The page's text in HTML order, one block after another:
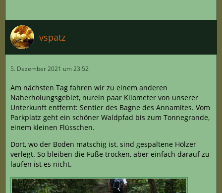
vspatz
5. Dezember 2021 um 23:52
Am nächsten Tag fahren wir zu einem anderen
Naherholungsgebiet, nurein paar Kilometer von unserer
Unterkunft entfernt: Sentier des Bagne des Annamites. Vom
Parkplatz geht ein schöner Waldpfad bis zum Tonnegrande,
einem kleinen Flüsschen.
Dort, wo der Boden matschig ist, sind gespaltene Hölzer
verlegt. So bleiben die Füße trocken, aber einfach darauf zu
laufen ist es nicht.